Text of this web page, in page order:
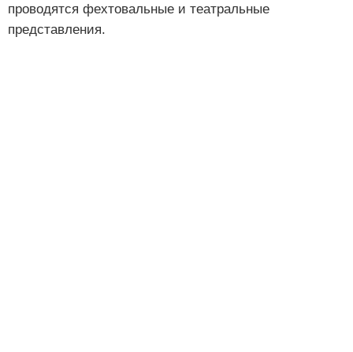
проводятся фехтовальные и театральные
представления.